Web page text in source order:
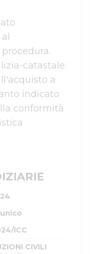
catastale:
a
indicato
conformità
ICC
CIVILI